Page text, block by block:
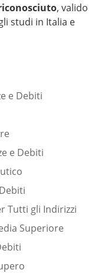
, valido
studi in Italia e
e Debiti
e Debiti
Tutti gli Indirizzi
Superiore